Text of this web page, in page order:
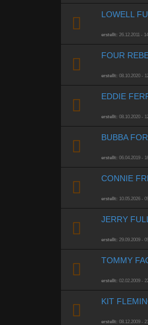
LOWELL
erstellt: 26.12.2011 -
FOUR
erstellt: 08.10.2020 -
EDDIE
erstellt: 08.10.2020 -
BUBBA
erstellt: 06.04.2019 -
CONNIE
erstellt: 10.05.2026 -
JERRY
erstellt: 29.09.2009 -
TOMMY
erstellt: 02.02.2009 -
KIT
erstellt: 08.12.2009 -